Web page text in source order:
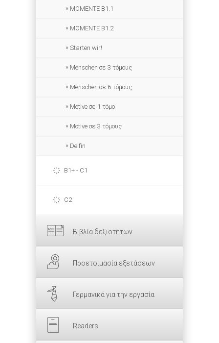
MOMENTE B1.1
MOMENTE B1.2
Starten wir!
Menschen σε 3 τόμους
Menschen σε 6 τόμους
Motive σε 1 τόμο
Motive σε 3 τόμους
Delfin
B1+ - C1
C2
Βιβλία δεξιοτήτων
Προετοιμασία εξετάσεων
Γερμανικά για την εργασία
Readers